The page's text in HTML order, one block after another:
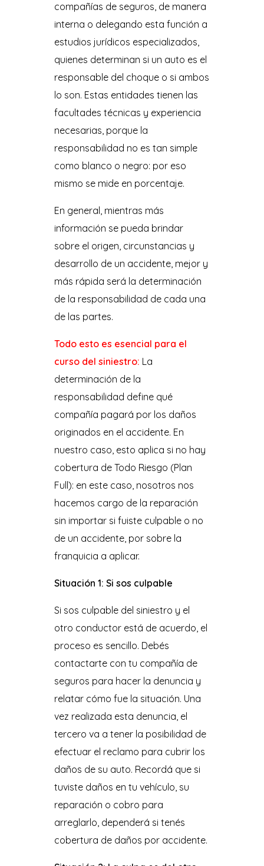
compañías de seguros, de manera
interna o delegando esta función a
estudios jurídicos especializados,
quienes determinan si un auto es el
responsable del choque o si ambos
lo son. Estas entidades tienen las
facultades técnicas y experiencia
necesarias, porque la
responsabilidad no es tan simple
como blanco o negro: por eso
mismo se mide en porcentaje.
En general, mientras más
información se pueda brindar
sobre el origen, circunstancias y
desarrollo de un accidente, mejor y
más rápida será la determinación
de la responsabilidad de cada una
de las partes.
Todo esto es esencial para el
curso del siniestro: La
determinación de la
responsabilidad define qué
compañía pagará por los daños
originados en el accidente. En
nuestro caso, esto aplica si no hay
cobertura de Todo Riesgo (Plan
Full): en este caso, nosotros nos
hacemos cargo de la reparación
sin importar si fuiste culpable o no
de un accidente, por sobre la
franquicia a aplicar.
Situación 1: Si sos culpable
Si sos culpable del siniestro y el
otro conductor está de acuerdo, el
proceso es sencillo. Debés
contactarte con tu compañía de
seguros para hacer la denuncia y
relatar cómo fue la situación. Una
vez realizada esta denuncia, el
tercero va a tener la posibilidad de
efectuar el reclamo para cubrir los
daños de su auto. Recordá que si
tuviste daños en tu vehículo, su
reparación o cobro para
arreglarlo, dependerá si tenés
cobertura de daños por accidente.